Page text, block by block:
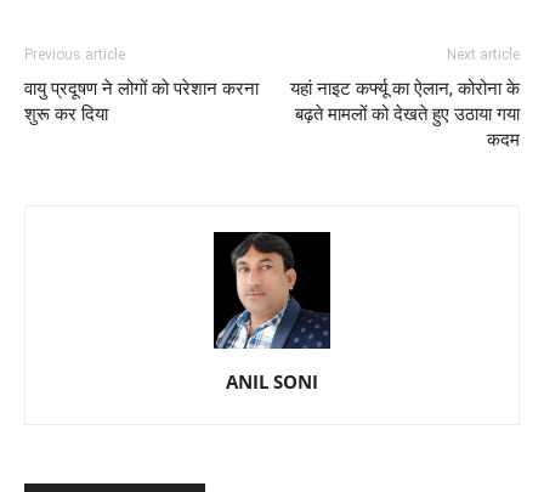
Previous article
वायु प्रदूषण ने लोगों को परेशान करना
शुरू कर दिया
Next article
यहां नाइट कर्फ्यू का ऐलान, कोरोना के
बढ़ते मामलों को देखते हुए उठाया गया
कदम
ANIL SONI